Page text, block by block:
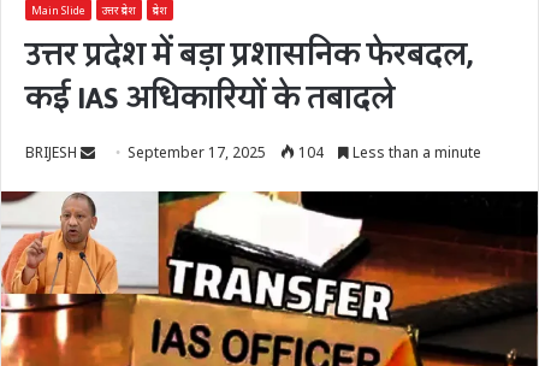
Main Slide उत्तर प्रदेश प्रदेश
उत्तर प्रदेश में बड़ा प्रशासनिक फेरबदल,
कई IAS अधिकारियों के तबादले
BRIJESH
Send
email
September 17, 2025 104 Less than a minute